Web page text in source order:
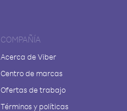
COMPAÑÍA
Acerca de Viber
Centro de marcas
Ofertas de trabajo
Términos y políticas